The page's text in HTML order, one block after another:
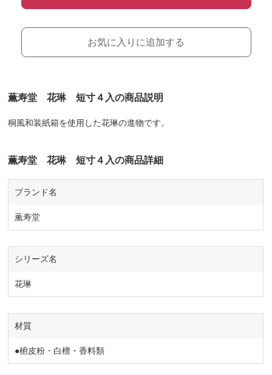
お気に入りに追加する
薫寿堂 花琳 短寸４入の商品説明
桐風和装紙箱を使用した花琳の進物です。
薫寿堂 花琳 短寸４入の商品詳細
ブランド名
薫寿堂
シリーズ名
花琳
材質
●椨皮粉・白檀・香料類